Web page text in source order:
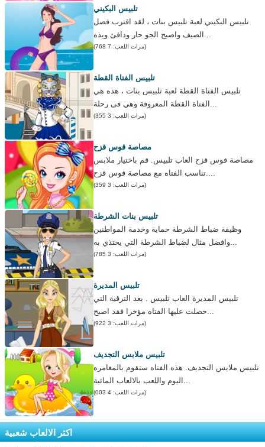
تلبيس البكيني
تلبيس البكيني لعبة تلبيس بنات ، لقد اقترب فصل
الصيف واصبح الجو حار ودافئ ويذه...
(مرات اللعب: 7 768)
تلبيس الفتاة القطة
تلبيس الفتاة القطة لعبة تلبيس بنات ، هذه هي
الفتاة القطة المعروفة وهي فى رحلة...
(مرات اللعب: 3 355)
مصاصة قوس قزح
مصاصة قوس قزح العاب تلبيس. قم باختيار ملابس
تناسب الفتاه مع مصاصة قوس قزح....
(مرات اللعب: 3 359)
تلبيس بنات الشرطة
وظيفة ضباط الشرطة حماية وخدمة المواطنين
وافضل مثال لضباط الشرطة التي يحتذي به...
(مرات اللعب: 3 785)
تلبيس المديرة
تلبيس المديرة العاب تلبيس . بعد الترقية التي
حصلت عليها الفتاه مؤخرا فقد اصبح...
(مرات اللعب: 3 922)
تلبيس ملابس التجديف
تلبيس ملابس التجديف. هذه الفتاه ستقوم بالمغامره
اليوم واللعب بالالعاب المائية...
(مرات اللعب: 4 003)
اكثر الالعاب شعبية